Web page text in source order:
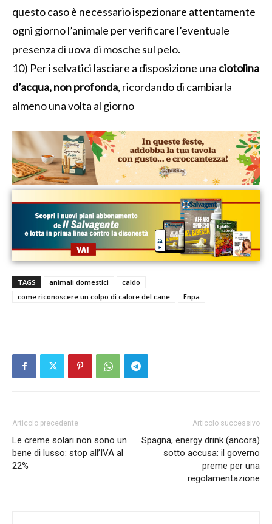
questo caso è necessario ispezionare attentamente
ogni giorno l’animale per verificare l’eventuale
presenza di uova di mosche sul pelo.
10) Per i selvatici lasciare a disposizione una ciotolina
d’acqua, non profonda, ricordando di cambiarla
almeno una volta al giorno
TAGS animali domestici
caldo
come riconoscere un colpo di calore del cane
Enpa
Articolo precedente
Le creme solari non sono un
bene di lusso: stop all’IVA al
22%
Articolo successivo
Spagna, energy drink (ancora)
sotto accusa: il governo
preme per una
regolamentazione